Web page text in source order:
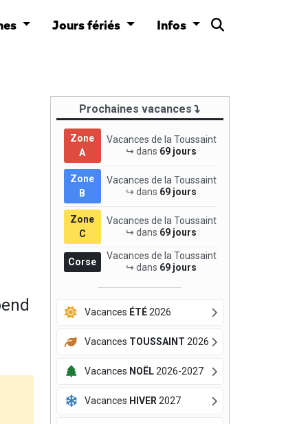
Jours fériés Infos
Prochaines vacances
Zone
A
Vacances de la Toussaint
↪ dans 69 jours
Zone
B
Vacances de la Toussaint
↪ dans 69 jours
Zone
C
Vacances de la Toussaint
↪ dans 69 jours
Corse
Vacances de la Toussaint
↪ dans 69 jours
Vacances ÉTÉ2026
Vacances TOUSSAINT 2026
Vacances NOËL2026-2027
Vacances HIVER 2027